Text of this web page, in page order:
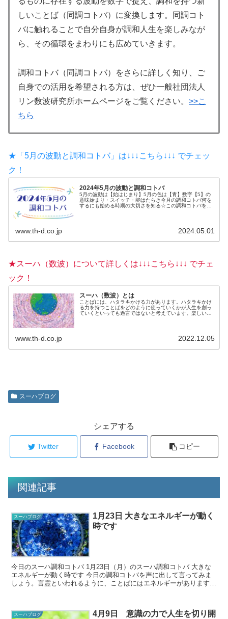
しいことば（同調コトバ）に変換します。同調コト
バに触れることで自分自身が調和人生を楽しみなが
ら、その循環をまわりにも広めていきます。
調和コトバ（同調コトバ）をさらに詳しく知り、ご
自身での活用を希望される方は、ぜひ一般社団法人
リン数波研究所ホームページをご覧ください。 >>こ
ちら
★「5月の波動と調和コトバ」は↓↓↓こちら↓↓↓ でチェッ
ク！
2024年5月の波動と調和コトバ
5月の波動は【始はじまり】5月の色は【青】数字【5】の
意味始まり・スイッチ・能はたらき今月の調和コトバ何を
するにも始める時期の大切さを知る☆この調和コトバを意
www.th-d.co.jp 2024.05.01
★スーハ（数波）について詳しくは↓↓↓こちら↓↓↓ でチェ
ック！
スーハ（数波）とは
ことばには、ハタラキかける力があります。ハタラキかけ
る力を持つことばをどのように使っていくかが人生を創っ
ていくといっても過言ではないと考えています。楽しいこ
www.th-d.co.jp 2022.12.05
スーハブログ
シェアする
Twitter Facebook コピー
関連記事
スーハブログ
1月23日 大きなエネルギーが動く
時です
今日のスーハ調和コトバ 1月23日（月）のスーハ調和コトバ 大きな
エネルギーが動く時です 今日の調和コトバを声に出して言ってみま
しょう。言霊といわれるように、ことばにはエネルギーがあります。
スーハブログ
4月9日 意識の力で人生を切り開